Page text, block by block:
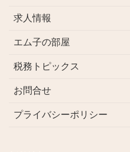
求人情報
エム子の部屋
税務トピックス
お問合せ
プライバシーポリシー